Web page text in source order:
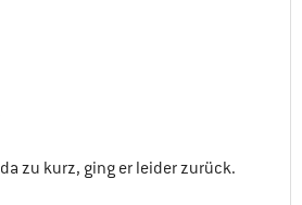
zu kurz, ging er leider zurück.